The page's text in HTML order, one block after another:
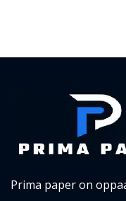
Prima paper on